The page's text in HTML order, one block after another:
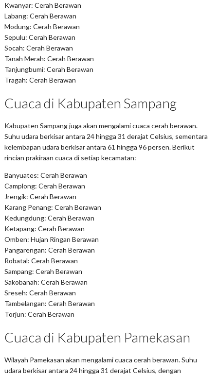
Kwanyar: Cerah Berawan
Labang: Cerah Berawan
Modung: Cerah Berawan
Sepulu: Cerah Berawan
Socah: Cerah Berawan
Tanah Merah: Cerah Berawan
Tanjungbumi: Cerah Berawan
Tragah: Cerah Berawan
Cuaca di Kabupaten Sampang
Kabupaten Sampang juga akan mengalami cuaca cerah berawan.
Suhu udara berkisar antara 24 hingga 31 derajat Celsius, sementara
kelembapan udara berkisar antara 61 hingga 96 persen. Berikut
rincian prakiraan cuaca di setiap kecamatan:
Banyuates: Cerah Berawan
Camplong: Cerah Berawan
Jrengik: Cerah Berawan
Karang Penang: Cerah Berawan
Kedungdung: Cerah Berawan
Ketapang: Cerah Berawan
Omben: Hujan Ringan Berawan
Pangarengan: Cerah Berawan
Robatal: Cerah Berawan
Sampang: Cerah Berawan
Sakobanah: Cerah Berawan
Sreseh: Cerah Berawan
Tambelangan: Cerah Berawan
Torjun: Cerah Berawan
Cuaca di Kabupaten Pamekasan
Wilayah Pamekasan akan mengalami cuaca cerah berawan. Suhu
udara berkisar antara 24 hingga 31 derajat Celsius, dengan